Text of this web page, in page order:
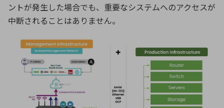
ントが発生した場合でも、重要なシステムへのアクセスが
中断されることはありません。